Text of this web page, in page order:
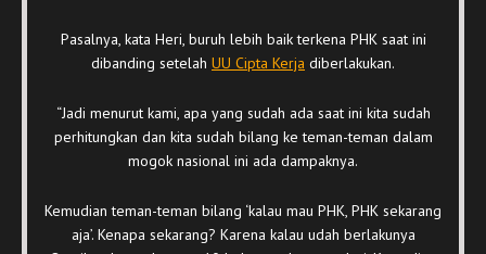
Pasalnya, kata Heri, buruh lebih baik terkena PHK saat ini
dibanding setelah UU Cipta Kerja diberlakukan.
“Jadi menurut kami, apa yang sudah ada saat ini kita sudah
perhitungkan dan kita sudah bilang ke teman-teman dalam
mogok nasional ini ada dampaknya.
Kemudian teman-teman bilang ‘kalau mau PHK, PHK sekarang
aja’. Kenapa sekarang? Karena kalau udah berlakunya